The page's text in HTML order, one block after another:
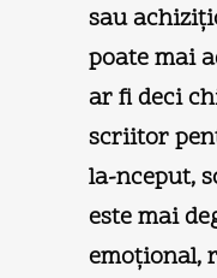
sau
poate mai
ar fi deci
scriitor
la-nceput,
este mai
emoţional,